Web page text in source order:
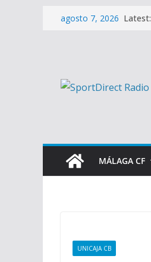
Saltaragosto 7, 2026 Latest:
MÁLAGA CF
UNICAJA CB